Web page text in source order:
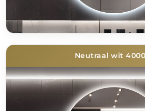
Neutraal wit